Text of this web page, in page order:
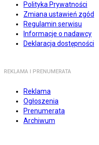
Polityka Prywatności
Zmiana ustawień zgód
Regulamin serwisu
Informacje o nadawcy
Deklaracja dostępności
REKLAMA I PRENUMERATA
Reklama
Ogłoszenia
Prenumerata
Archiwum